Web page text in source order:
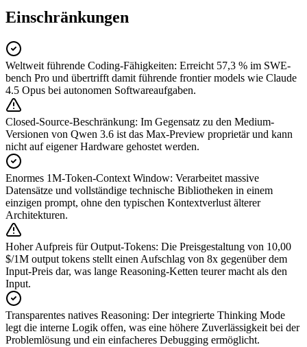
Einschränkungen
Weltweit führende Coding-Fähigkeiten: Erreicht 57,3 % im SWE-
bench Pro und übertrifft damit führende frontier models wie Claude
4.5 Opus bei autonomen Softwareaufgaben.
Closed-Source-Beschränkung: Im Gegensatz zu den Medium-
Versionen von Qwen 3.6 ist das Max-Preview proprietär und kann
nicht auf eigener Hardware gehostet werden.
Enormes 1M-Token-Context Window: Verarbeitet massive
Datensätze und vollständige technische Bibliotheken in einem
einzigen prompt, ohne den typischen Kontextverlust älterer
Architekturen.
Hoher Aufpreis für Output-Tokens: Die Preisgestaltung von 10,00
$/1M output tokens stellt einen Aufschlag von 8x gegenüber dem
Input-Preis dar, was lange Reasoning-Ketten teurer macht als den
Input.
Transparentes natives Reasoning: Der integrierte Thinking Mode
legt die interne Logik offen, was eine höhere Zuverlässigkeit bei der
Problemlösung und ein einfacheres Debugging ermöglicht.